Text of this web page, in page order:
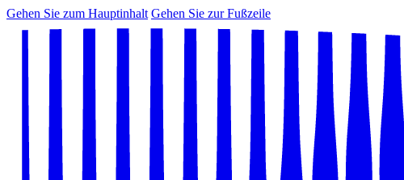
Gehen Sie zum Hauptinhalt Gehen Sie zur Fußzeile